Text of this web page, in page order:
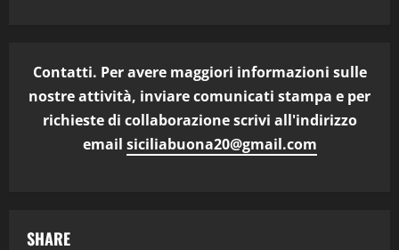
Contatti. Per avere maggiori informazioni sulle
nostre attività, inviare comunicati stampa e per
richieste di collaborazione scrivi all'indirizzo
email siciliabuona20@gmail.com
SHARE